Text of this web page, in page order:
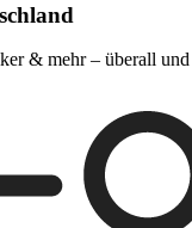
& mehr – überall und